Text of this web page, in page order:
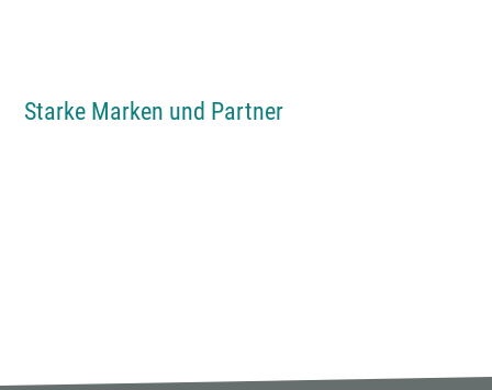
Starke Marken und Partner